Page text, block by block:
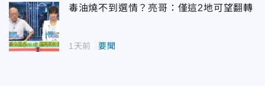
毒油燒不到選情？亮哥：僅這2地可望翻轉
1天前 要聞